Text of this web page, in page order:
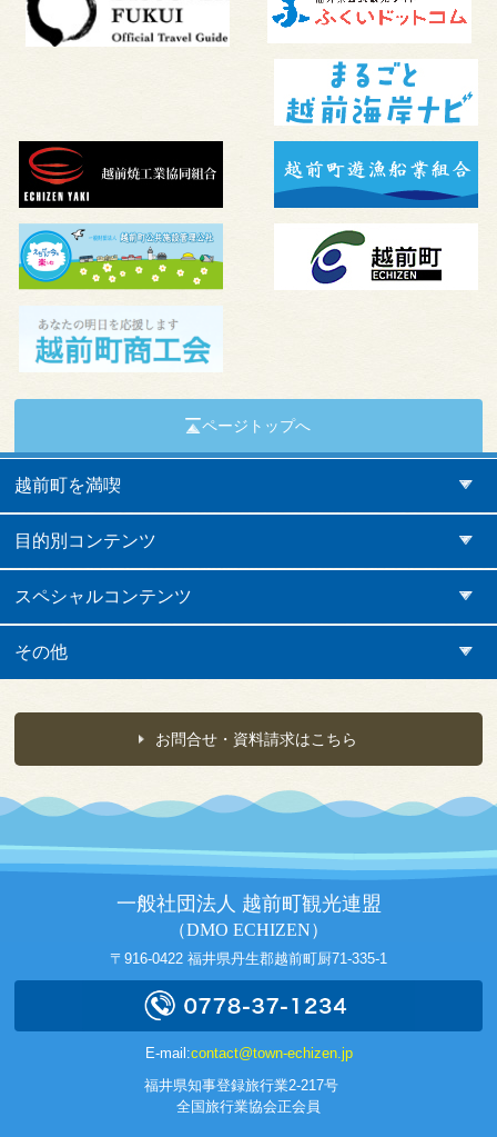
ページトップへ
越前町を満喫
目的別コンテンツ
スペシャルコンテンツ
その他
お問合せ・資料請求はこちら
一般社団法人 越前町観光連盟
（DMO ECHIZEN）
〒916-0422 福井県丹生郡越前町厨71-335-1
E-mail:contact@town-echizen.jp
福井県知事登録旅行業2-217号
全国旅行業協会正会員